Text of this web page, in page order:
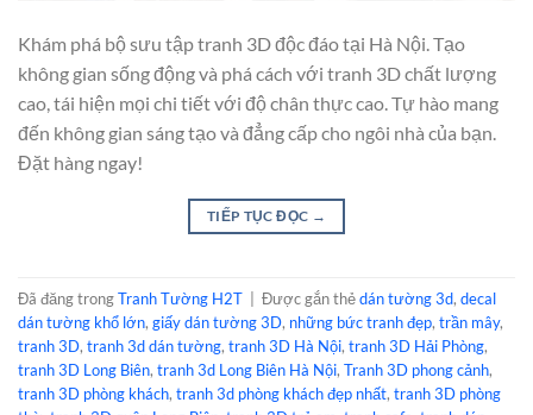
Khám phá bộ sưu tập tranh 3D độc đáo tại Hà Nội. Tạo
không gian sống động và phá cách với tranh 3D chất lượng
cao, tái hiện mọi chi tiết với độ chân thực cao. Tự hào mang
đến không gian sáng tạo và đẳng cấp cho ngôi nhà của bạn.
Đặt hàng ngay!
TIẾP TỤC ĐỌC →
Đã đăng trongTranh Tường H2T | Được gắn thẻdán tường 3d, decal
dán tường khổ lớn, giấy dán tường 3D, những bức tranh đẹp, trần mây,
tranh 3D, tranh 3d dán tường, tranh 3D Hà Nội, tranh 3D Hải Phòng,
tranh 3D Long Biên, tranh 3d Long Biên Hà Nội, Tranh 3D phong cảnh,
tranh 3D phòng khách, tranh 3d phòng khách đẹp nhất, tranh 3D phòng